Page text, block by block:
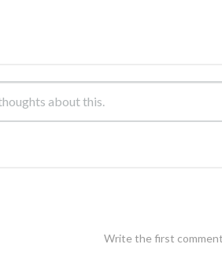
Write the first